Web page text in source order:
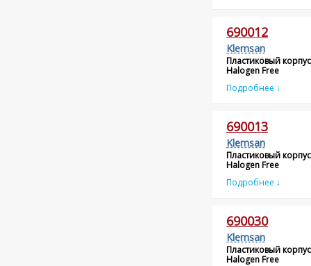
690012
Klemsan
Пластиковый
Halogen Free
Подробнее ↓
690013
Klemsan
Пластиковый
Halogen Free
Подробнее ↓
690030
Klemsan
Пластиковый
Halogen Free